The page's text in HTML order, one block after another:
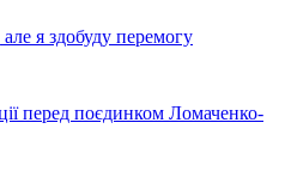
я здобуду перемогу
перед поєдинком Ломаченко-